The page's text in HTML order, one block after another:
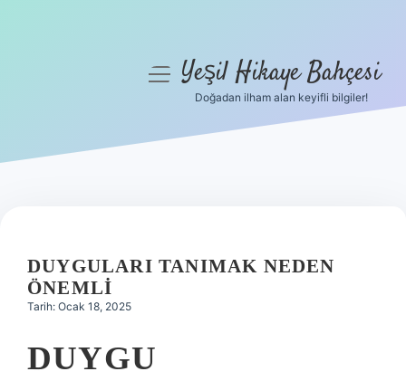
Hakkımızda
menüyüYeşil Hikaye Bahçesi
Doğadan ilham alan keyifli bilgiler!
DUYGULARI TANIMAK NEDEN
ÖNEMLI
Tarih: Ocak 18, 2025
DUYGU